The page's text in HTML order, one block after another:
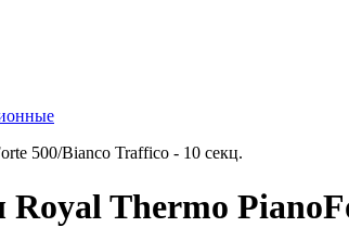
500/Bianco Traffico - 10 секц.
Royal Thermo